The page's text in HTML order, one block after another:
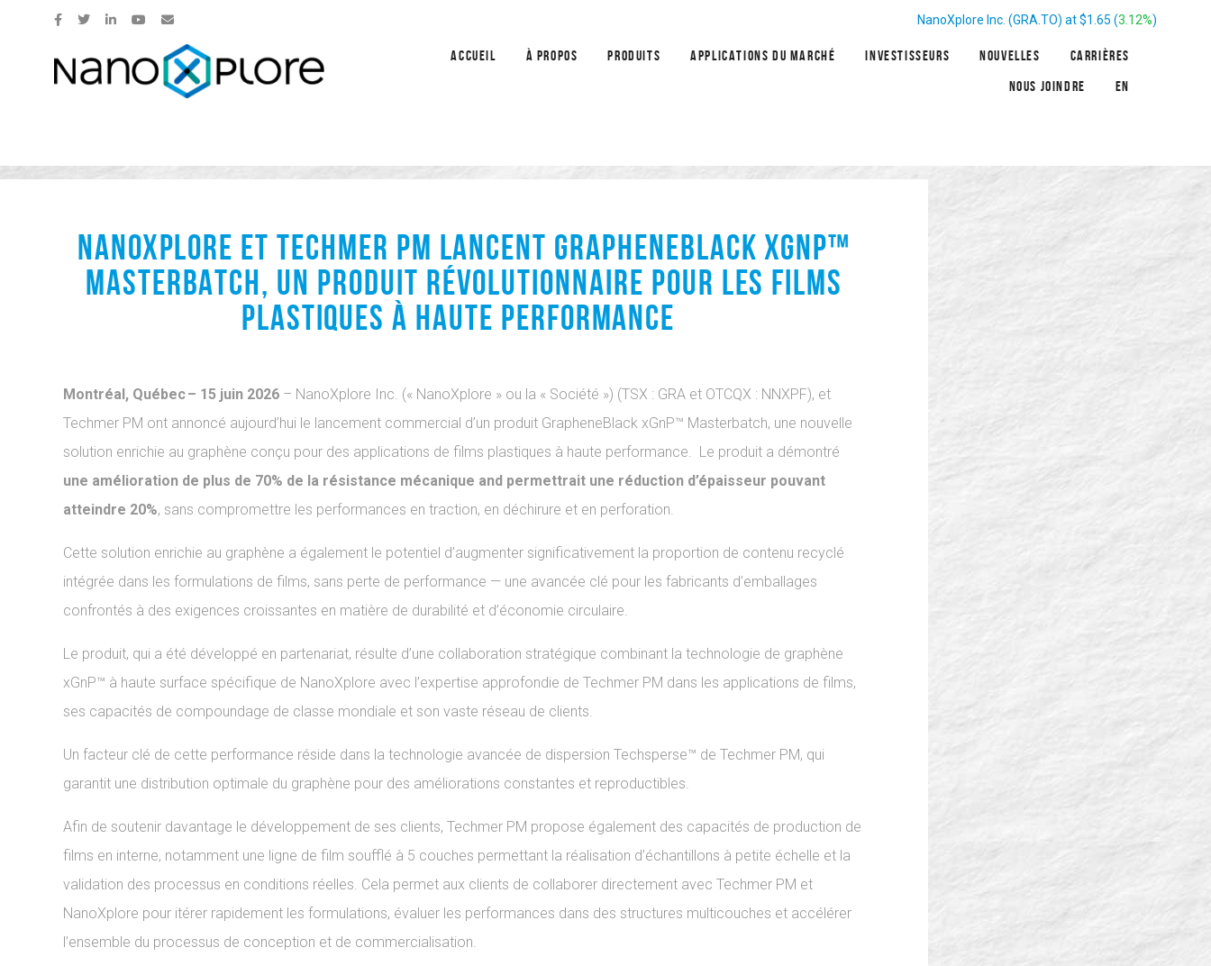
NanoXplore Inc. (GRA.TO) at$1.65 (3.12%)
ACCUEIL À PROPOS PRODUITS APPLICATIONS DU MARCHÉ INVESTISSEURS NOUVELLES CARRIÈRES
NOUS JOINDRE EN
NANOXPLORE ET TECHMER PM LANCENT GRAPHENEBLACK XGNP™
MASTERBATCH, UN PRODUIT RÉVOLUTIONNAIRE POUR LES FILMS
PLASTIQUES À HAUTE PERFORMANCE
Montréal, Québec – 15 juin 2026 – NanoXplore Inc. (« NanoXplore » ou la « Société ») (TSX : GRA et OTCQX : NNXPF), et
Techmer PM ont annoncé aujourd’hui le lancement commercial d’un produit GrapheneBlack xGnP™ Masterbatch, une nouvelle
solution enrichie au graphène conçu pour des applications de films plastiques à haute performance. Le produit a démontré
une amélioration de plus de 70% de la résistance mécanique and permettrait une réduction d’épaisseur pouvant
atteindre 20%, sans compromettre les performances en traction, en déchirure et en perforation.
Cette solution enrichie au graphène a également le potentiel d’augmenter significativement la proportion de contenu recyclé
intégrée dans les formulations de films, sans perte de performance — une avancée clé pour les fabricants d’emballages
confrontés à des exigences croissantes en matière de durabilité et d’économie circulaire.
Le produit, qui a été développé en partenariat, résulte d’une collaboration stratégique combinant la technologie de graphène
xGnP™ à haute surface spécifique de NanoXplore avec l’expertise approfondie de Techmer PM dans les applications de films,
ses capacités de compoundage de classe mondiale et son vaste réseau de clients.
Un facteur clé de cette performance réside dans la technologie avancée de dispersion Techsperse™ de Techmer PM, qui
garantit une distribution optimale du graphène pour des améliorations constantes et reproductibles.
Afin de soutenir davantage le développement de ses clients, Techmer PM propose également des capacités de production de
films en interne, notamment une ligne de film soufflé à 5 couches permettant la réalisation d’échantillons à petite échelle et la
validation des processus en conditions réelles. Cela permet aux clients de collaborer directement avec Techmer PM et
NanoXplore pour itérer rapidement les formulations, évaluer les performances dans des structures multicouches et accélérer
l’ensemble du processus de conception et de commercialisation.